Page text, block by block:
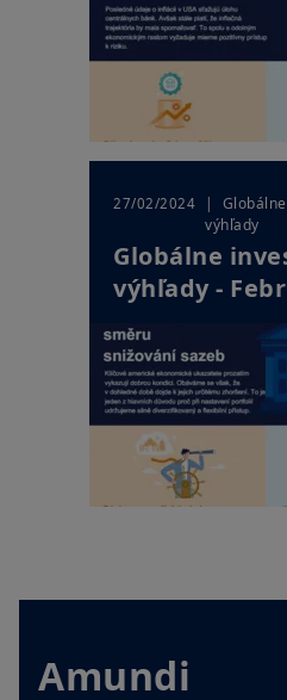
27/02/2024
|
výhľady
Globálne
výhľady -
Amundi